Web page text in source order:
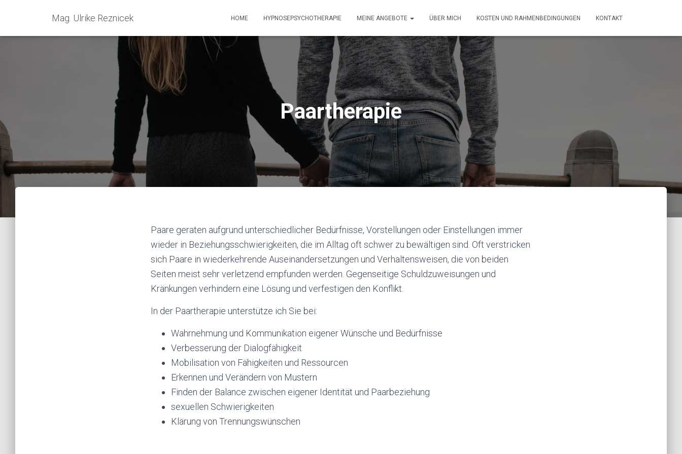
Mag. Ulrike Reznicek HOME HYPNOSEPSYCHOTHERAPIE MEINE ANGEBOTE ÜBER MICH KOSTEN UND RAHMENBEDINGUNGEN KONTAKT
Paartherapie
Paare geraten aufgrund unterschiedlicher Bedürfnisse, Vorstellungen oder Einstellungen immer
wieder in Beziehungsschwierigkeiten, die im Alltag oft schwer zu bewältigen sind. Oft verstricken
sich Paare in wiederkehrende Auseinandersetzungen und Verhaltensweisen, die von beiden
Seiten meist sehr verletzend empfunden werden. Gegenseitige Schuldzuweisungen und
Kränkungen verhindern eine Lösung und verfestigen den Konflikt.
In der Paartherapie unterstütze ich Sie bei:
Wahrnehmung und Kommunikation eigener Wünsche und Bedürfnisse
Verbesserung der Dialogfähigkeit
Mobilisation von Fähigkeiten und Ressourcen
Erkennen und Verändern von Mustern
Finden der Balance zwischen eigener Identität und Paarbeziehung
sexuellen Schwierigkeiten
Klärung von Trennungswünschen